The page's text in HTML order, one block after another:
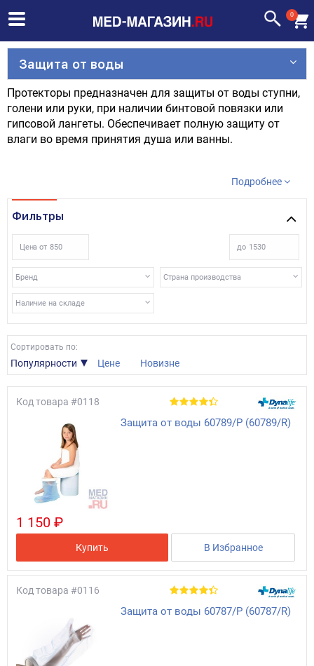
0
Защита от воды
Протекторы предназначен для защиты от воды ступни,
голени или руки, при наличии бинтовой повязки или
гипсовой лангеты. Обеспечивает полную защиту от
влаги во время принятия душа или ванны.
Подробнее
Фильтры
Цена от до
Бренд Страна производства
Наличие на складе
Сортировать по:
Популярности Цене Новизне
Код товара #0118
Защита от воды 60789/Р (60789/R)
1 150 ₽
Купить В Избранное
Код товара #0116
Защита от воды 60787/Р (60787/R)